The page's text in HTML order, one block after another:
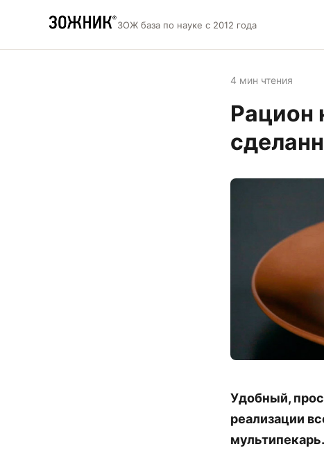
ЗОЖ база по науке с 2012 года
4 мин чтения
Рацион
Удобный,
реализации
мультипекарь.